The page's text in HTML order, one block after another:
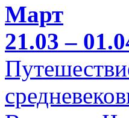
Март
21.03 –